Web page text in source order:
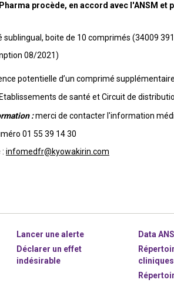
procède, en accord avec l'ANSM
boite de 10 comprimés (34009
08/2021)
potentielle d’un comprimé
de santé et Circuit de
:merci de contacter l'information
01 55 39 14 30
infomedfr@kyowakirin.com
Lancer une alerte
Déclarer un effet
indésirable
Data